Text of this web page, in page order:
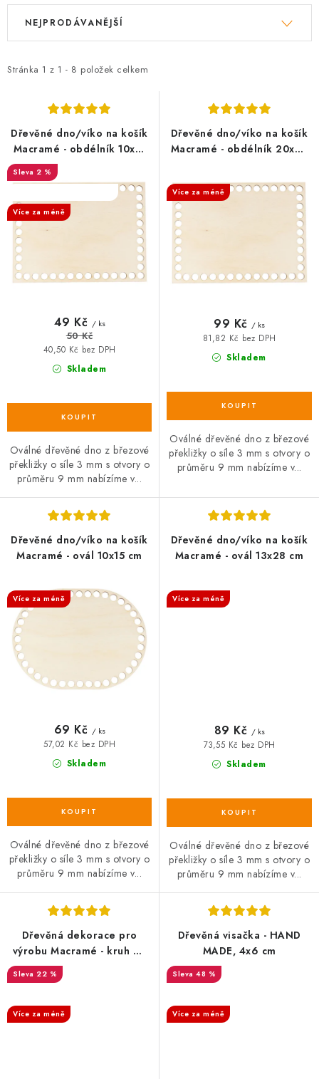
V
i
r
o
d
k
ů
Stránka 1 z 1 - 8 položek celkem
Ř
e
p
r
o
u
k
ů
NEJPRODÁVANĚJŠÍ
Dřevěné dno/víko na košík
Macramé - obdélník 10x15
2 %
Více za méně
Skladem
40,50 Kč bez DPH
49 Kč / ks
50 Kč
Oválné dřevěné dno z březové
překližky o síle 3 mm s otvory o
průměru 9 mm nabízíme v...
Dřevěné dno/víko na košík
Macramé - obdélník 20x30
Více za méně
Skladem
81,82 Kč bez DPH
99 Kč / ks
Oválné dřevěné dno z březové
překližky o síle 3 mm s otvory o
průměru 9 mm nabízíme v...
Dřevěné dno/víko na košík
Macramé - ovál 10x15 cm
Více za méně
Skladem
57,02 Kč bez DPH
69 Kč / ks
Oválné dřevěné dno z březové
překližky o síle 3 mm s otvory o
průměru 9 mm nabízíme v...
Dřevěné dno/víko na košík
Macramé - ovál 13x28 cm
Více za méně
Skladem
73,55 Kč bez DPH
89 Kč / ks
Oválné dřevěné dno z březové
překližky o síle 3 mm s otvory o
průměru 9 mm nabízíme v...
Dřevěná dekorace pro
výrobu Macramé - kruh 20
22 %
Více za méně
Dřevěná visačka - HAND
MADE, 4x6 cm
48 %
Více za méně